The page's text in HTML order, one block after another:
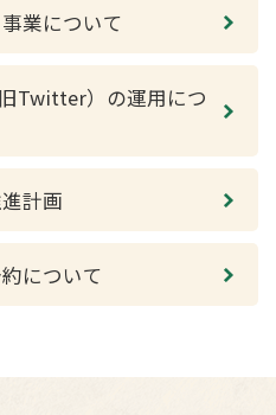
業について
Twitter）の運用につ
計画
について